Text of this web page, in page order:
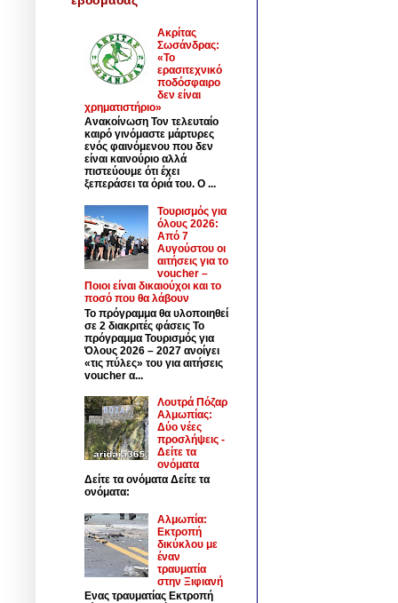
Ακρίτας
Σωσάνδρας:
«Το
ερασιτεχνικό
ποδόσφαιρο
δεν είναι
χρηματιστήριο»
Ανακοίνωση Τον τελευταίο
καιρό γινόμαστε μάρτυρες
ενός φαινόμενου που δεν
είναι καινούριο αλλά
πιστεύουμε ότι έχει
ξεπεράσει τα όριά του. Ο ...
Τουρισμός για
όλους 2026:
Από 7
Αυγούστου οι
αιτήσεις για το
voucher –
Ποιοι είναι δικαιούχοι και το
ποσό που θα λάβουν
Το πρόγραμμα θα υλοποιηθεί
σε 2 διακριτές φάσεις Το
πρόγραμμα Τουρισμός για
Όλους 2026 – 2027 ανοίγει
«τις πύλες» του για αιτήσεις
voucher α...
Λουτρά Πόζαρ
Αλμωπίας:
Δύο νέες
προσλήψεις -
Δείτε τα
ονόματα
Δείτε τα ονόματα Δείτε τα
ονόματα:
Αλμωπία:
Εκτροπή
δικύκλου με
έναν
τραυματία
στην Ξιφιανή
Ενας τραυματίας Εκτροπή